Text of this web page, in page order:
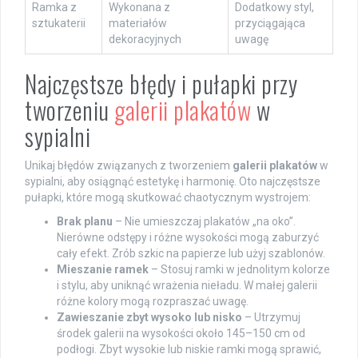
Ramka z
sztukaterii
Wykonana z
materiałów
dekoracyjnych
Dodatkowy styl,
przyciągająca
uwagę
Najczęstsze błędy i pułapki przy
tworzeniu galerii plakatóww
sypialni
Unikaj błędów związanych z tworzeniem galerii plakatóww
sypialni, aby osiągnąć estetykę i harmonię. Oto najczęstsze
pułapki, które mogą skutkować chaotycznym wystrojem:
Brak planu – Nie umieszczaj plakatów „na oko”.
Nierówne odstępy i różne wysokości mogą zaburzyć
cały efekt. Zrób szkic na papierze lub użyj szablonów.
Mieszanie ramek – Stosuj ramki w jednolitym kolorze
i stylu, aby uniknąć wrażenia nieładu. W małej galerii
różne kolory mogą rozpraszać uwagę.
Zawieszanie zbyt wysoko lub nisko – Utrzymuj
środek galerii na wysokości około 145–150 cm od
podłogi. Zbyt wysokie lub niskie ramki mogą sprawić,